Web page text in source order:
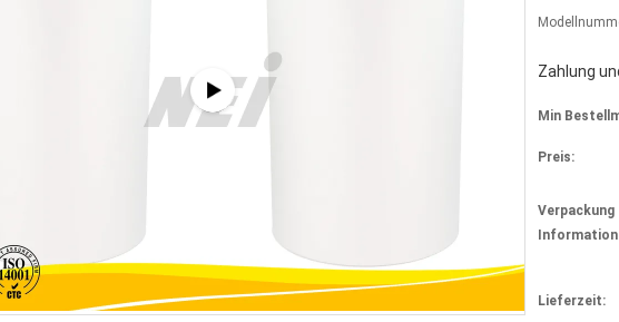
Zahlung
Min
Preis:
Verpackung
Lieferzeit: